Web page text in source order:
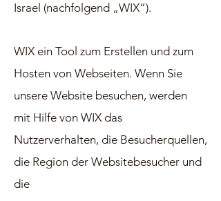
Israel (nachfolgend „WIX“).
WIX ein Tool zum Erstellen und zum
Hosten von Webseiten. Wenn Sie
unsere Website besuchen, werden
mit Hilfe von WIX das
Nutzerverhalten, die Besucherquellen,
die Region der Websitebesucher und
die